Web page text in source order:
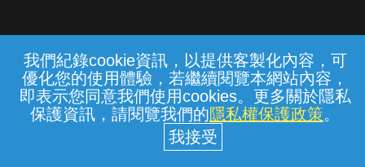
我們紀錄cookie資訊，以提供客製化內容，可
優化您的使用體驗，若繼續閱覽本網站內容，
即表示您同意我們使用cookies。更多關於隱私
保護資訊，請閱覽我們的隱私權保護政策。
常見問題 線上客服 服務條款 隱私權保護
中華電信股份有限公司個人家庭分公司
(統一編號：96979949) © 2026
{{notifyMsg}}